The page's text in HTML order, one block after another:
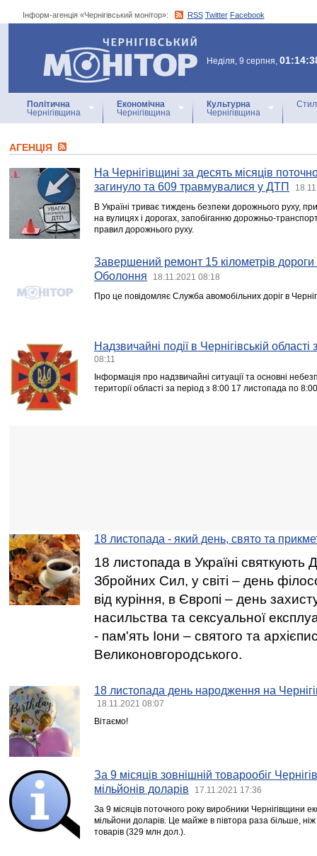
Інформ-агенція «Чернігівський монітор»: RSS Twitter Facebook
Інформ-агенція
«Чернігівський монітор»
Неділя, 9 серпня,
Політична
Чернігівщина
Економічна
Чернігівщина
Культурна
Чернігівщина
АГЕНЦIЯ
На Чернігівщині за десять місяців
загинуло та 609 травмувалися у ДТП
В Україні триває тиждень безпеки дорожнього руху,
на вулицях і дорогах, запобіганню дорожньо-
правил дорожнього руху.
Завершений ремонт 15 кілометрів
Оболоння
18.11.2021 08:18
Про це повідомляє Служба авомобільних доріг в
Надзвичайні події в Чернігівській
08:11
Інформація про надзвичайні ситуації та основні
території області за період з 8:00 17 листопада по
18 листопада - який день, свято та
18 листопада в Україні святкують
Збройних Сил, у світі – день
від куріння, в Європі – день
насильства та сексуальної
- пам'ять Іони – святого та
Великоновгородського.
18 листопада день народження на
18.11.2021 08:07
Вітаємо!
За 9 місяців зовнішній товарообіг
мільйонів доларів
17.11.2021 17:36
За 9 місяців поточного року виробники Чернігівщини
мільйони доларів. Це майже в півтора раза більше, ніж
товарів (329 млн дол.).